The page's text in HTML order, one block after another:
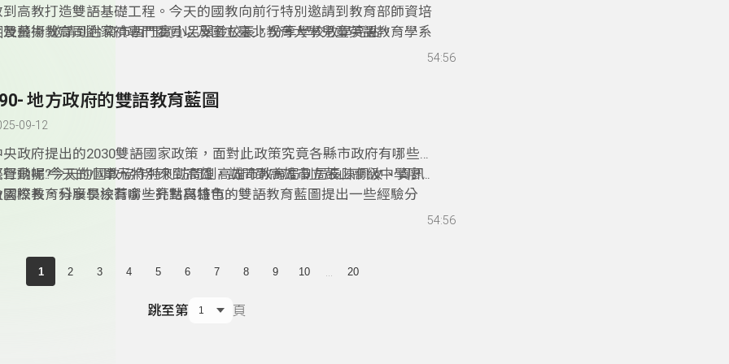
到高教打造雙語基礎工程。今天的國教向前行特別邀請到教育部師資培
及藝術教育司劉家禎專門委員以及國立臺北教育大學兒童英語教育學系
雅臻助理教授，分享台灣的雙語教育的實際的作為有哪些方式和做法？
內容吧！
聲飛揚:邀請到台南市西門實小呂翠鈴校長，分享學校教學亮點。
54:56
地方政府的雙語教育藍圖
09-12
央政府提出的2030雙語國家政策，面對此政策究竟各縣市政府有哪些實
行動呢?今天的國教協作特別訪問到高雄市教育局副局長陳佩汝、資訊
國際教育科股長涂蕎俞，針對高雄市的雙語教育藍圖提出一些經驗分
聲飛揚:今天的小單元特別來到高雄，訪問到高雄市立鼓山高級中學廖
雲校長，分享學校有哪些亮點與特色。
54:56
1 2 3 4 5 6 7 8 9 10 20
跳至第 頁